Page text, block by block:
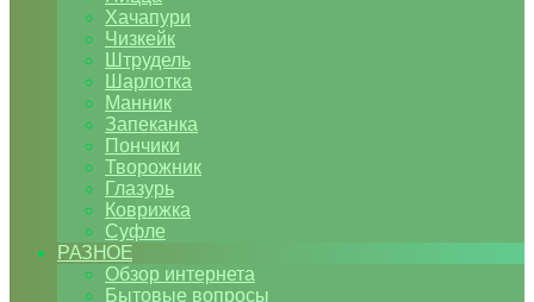
Хачапури
Чизкейк
Штрудель
Шарлотка
Манник
Запеканка
Пончики
Творожник
Глазурь
Коврижка
Суфле
РАЗНОЕ
Обзор интернета
Бытовые вопросы